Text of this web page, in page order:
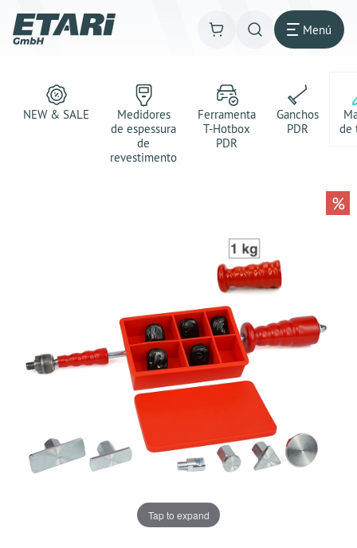
Menú
NEW & SALE
Medidores
de espessura
de
revestimento
Ferramenta
T-Hotbox
PDR
Ganchos
PDR
de
Tap to expand
%